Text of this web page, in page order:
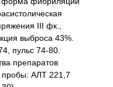
IIІ фк.,
выброса 43%.
пульс 74-80.
препаратов
пробы: АЛТ 221,7